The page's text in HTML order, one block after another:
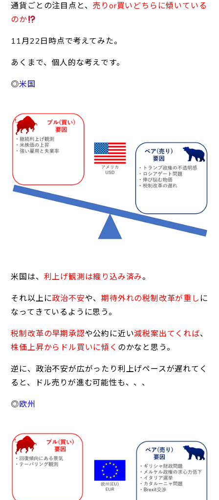
通貨ごとの注目点と、 売りor買いどちらに傾いている
のか
11月22日時点で考えてみた。
あくまで、個人的な考えです。
◎米国
米国は、 利上げ観測は織り込み済み。
それ以上に政治不安や、期待外れの税制改革が重し に
なってきているように思う。
税制改革の早期承認や公約に近い減税案出てくれば、
株価上昇からドル買いに傾く のかなと思う。
逆に、政治不安が広がったり利上げペースが遅れてく
ると、ドル売りが進む可能性も、、、
◎欧州